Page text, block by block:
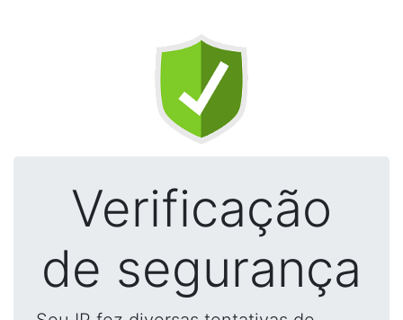
Verificação
de segurança